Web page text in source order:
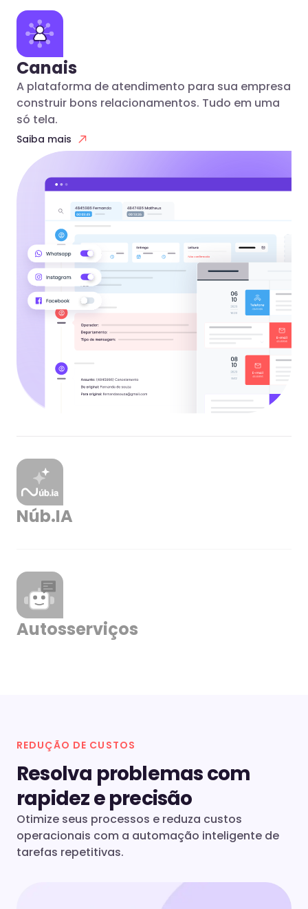
Canais
A plataforma de atendimento para sua empresa
construir bons relacionamentos. Tudo em uma
só tela.
Saiba mais
Núb.IA
Autosserviços
REDUÇÃO DE CUSTOS
Resolva problemas com
rapidez e precisão
Otimize seus processos e reduza custos
operacionais com a automação inteligente de
tarefas repetitivas.